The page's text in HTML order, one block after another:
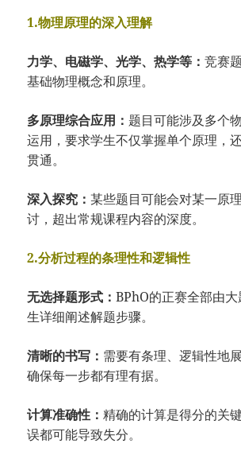
1.物理原理的深入理解
力学、电磁学、光学、热学等：竞赛
基础物理概念和原理。
多原理综合应用：题目可能涉及多个
运用，要求学生不仅掌握单个原理，
贯通。
深入探究：某些题目可能会对某一原
讨，超出常规课程内容的深度。
2.分析过程的条理性和逻辑性
无选择题形式：BPhO的正赛全部由
生详细阐述解题步骤。
清晰的书写： 需要有条理、逻辑性地
确保每一步都有理有据。
计算准确性：精确的计算是得分的关
误都可能导致失分。